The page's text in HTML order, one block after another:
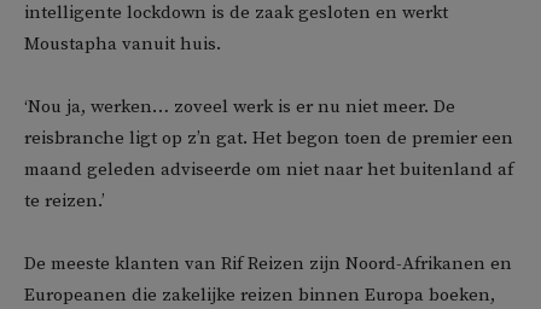
intelligente lockdown is de zaak gesloten en werkt
Moustapha vanuit huis.
‘Nou ja, werken… zoveel werk is er nu niet meer. De
reisbranche ligt op z’n gat. Het begon toen de premier een
maand geleden adviseerde om niet naar het buitenland af
te reizen.’
De meeste klanten van Rif Reizen zijn Noord-Afrikanen en
Europeanen die zakelijke reizen binnen Europa boeken,